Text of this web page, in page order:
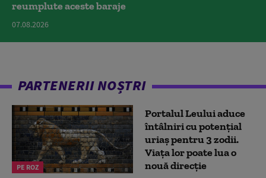
reumplute aceste baraje
07.08.2026
PARTENERII NOȘTRI
PE ROZ
Portalul Leului aduce
întâlniri cu potențial
uriaș pentru 3 zodii.
Viața lor poate lua o
nouă direcție